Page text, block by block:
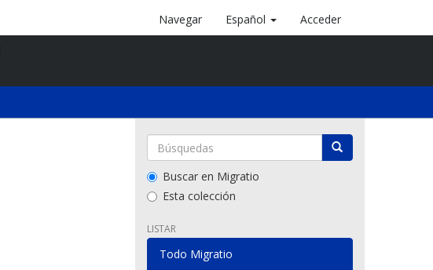
Navegar Español Acceder
Buscar en Migratio
Esta colección
LISTAR
Todo Migratio